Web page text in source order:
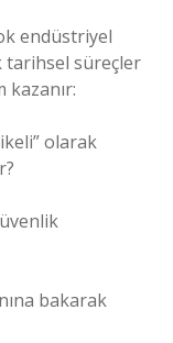
endüstriyel
tarihsel süreçler
kazanır:
olarak
bakarak